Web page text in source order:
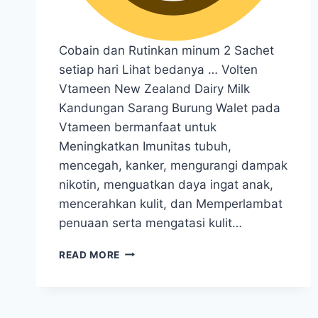
Cobain dan Rutinkan minum 2 Sachet
setiap hari Lihat bedanya … Volten
Vtameen New Zealand Dairy Milk
Kandungan Sarang Burung Walet pada
Vtameen bermanfaat untuk
Meningkatkan Imunitas tubuh,
mencegah, kanker, mengurangi dampak
nikotin, menguatkan daya ingat anak,
mencerahkan kulit, dan Memperlambat
penuaan serta mengatasi kulit…
READ MORE VOLTEN